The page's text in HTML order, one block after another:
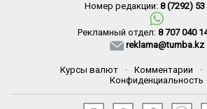
Номер редакции: 8 (7292) 53
Рекламный отдел: 8 707 040
reklama@tumba.kz
Курсы валют · Комментарии ·
Конфиденциальность